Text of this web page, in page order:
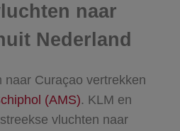
naar
Nederland
naar Curaçao vertrekken
(AMS). KLM en
vluchten naar